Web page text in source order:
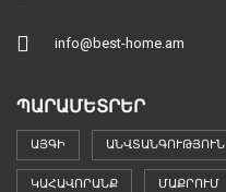
info@best-home.am
ՊԱՐԱՄԵՏՐԵՐ
ԱՅԳԻ ԱՆՎՏԱՆԳՈՒԹՅՈՒՆ
ԿԱՀԱՎՈՐԱՆՔ ՄԱՔՐՈՒՄ